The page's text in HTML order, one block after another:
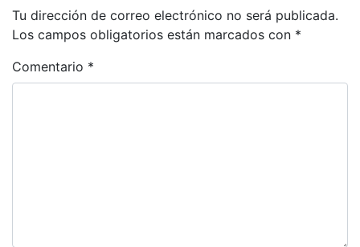
Tu dirección de correo electrónico no será publicada.
Los campos obligatorios están marcados con *
Comentario *